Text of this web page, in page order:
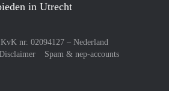
in Utrecht
nr. 02094127 – Nederland
Spam & nep-accounts